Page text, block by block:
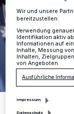
Foto: Neanderthal Museum
Wir und unsere
bereitzustellen:
Verwendung
Identifikation aktiv
Informationen auf
Inhalte, Messung
Inhalten,
von Angeboten.
Ausführliche
Impressum
Datenschutz